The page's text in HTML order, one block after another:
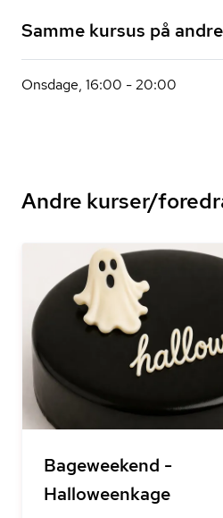
Samme kursus på
Onsdage, 16:00 - 20:00
Andre kurser/
Bageweekend -
Halloweenkage